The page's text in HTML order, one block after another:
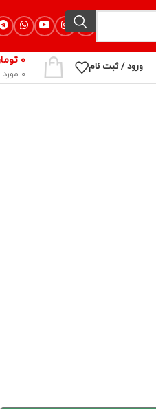
ورود / ثبت نام
0 مورد
۰